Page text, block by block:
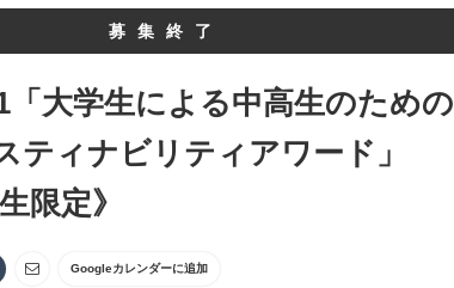
募集終了
「大学生による中高生のための
ティナビリティアワード」
限定》
Googleカレンダーに追加